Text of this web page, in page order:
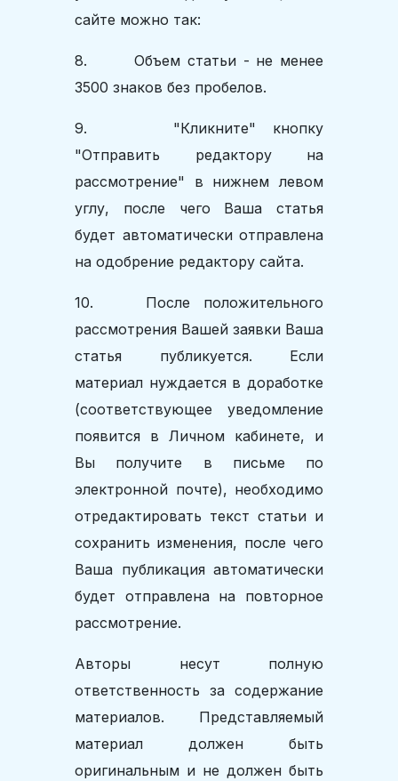
сайте можно так:
8. Объем статьи - не менее
3500 знаков без пробелов.
9. "Кликните" кнопку
"Отправить редактору на
рассмотрение" в нижнем левом
углу, после чего Ваша статья
будет автоматически отправлена
на одобрение редактору сайта.
10. После положительного
рассмотрения Вашей заявки Ваша
статья публикуется. Если
материал нуждается в доработке
(соответствующее уведомление
появится в Личном кабинете, и
Вы получите в письме по
электронной почте), необходимо
отредактировать текст статьи и
сохранить изменения, после чего
Ваша публикация автоматически
будет отправлена на повторное
рассмотрение.
Авторы несут полную
ответственность за содержание
материалов. Представляемый
материал должен быть
оригинальным и не должен быть